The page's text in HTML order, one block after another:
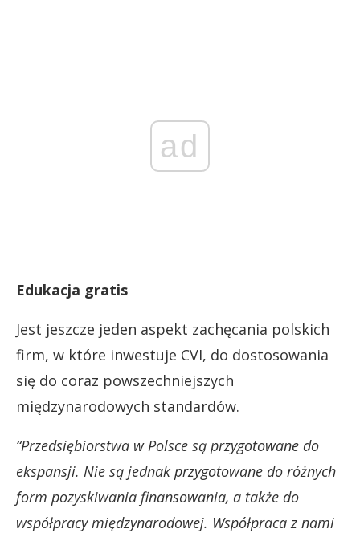
ad
Edukacja gratis
Jest jeszcze jeden aspekt zachęcania polskich
firm, w które inwestuje CVI, do dostosowania
się do coraz powszechniejszych
międzynarodowych standardów.
“Przedsiębiorstwa w Polsce są przygotowane do
ekspansji. Nie są jednak przygotowane do różnych
form pozyskiwania finansowania, a także do
współpracy międzynarodowej. Współpraca z nami